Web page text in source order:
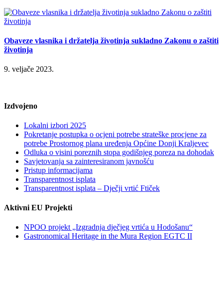
Obaveze vlasnika i držatelja životinja sukladno Zakonu o zaštiti
životinja
9. veljače 2023.
Izdvojeno
Lokalni izbori 2025
Pokretanje postupka o ocjeni potrebe strateške procjene za
potrebe Prostornog plana uređenja Općine Donji Kraljevec
Odluka o visini poreznih stopa godišnjeg poreza na dohodak
Savjetovanja sa zainteresiranom javnošću
Pristup informacijama
Transparentnost isplata
Transparentnost isplata – Dječji vrtić Ftiček
Aktivni EU Projekti
NPOO projekt „Izgradnja dječjeg vrtića u Hodošanu“
Gastronomical Heritage in the Mura Region EGTC II